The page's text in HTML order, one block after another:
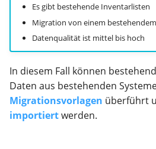
Fleet Management
Benutzer
Reports
Finanzen & Controlling
Gruppen & Rechte
Verträge
Lagerwirtschaft
Einkauf
Hilfe
Es gibt bestehende Inventarlisten
Migration von einem
Datenqualität ist mittel bis hoch
In diesem Fall können
Daten aus bestehenden
Migrationsvorlagen überführt
importiertwerden.